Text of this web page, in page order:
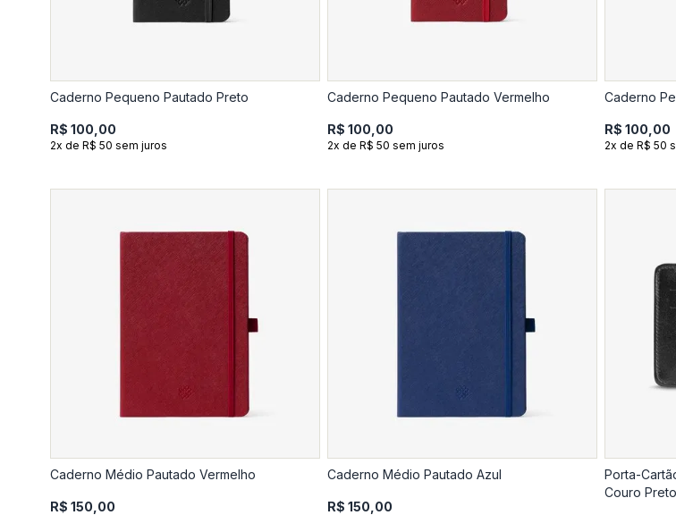
Caderno Pequeno Pautado Preto
R$ 100,00
2x de R$ 50 sem juros
Caderno Pequeno Pautado Vermelho
R$ 100,00
2x de R$ 50 sem juros
Caderno
R$ 100,00
2x de R$ 50
Caderno Médio Pautado Vermelho
R$ 150,00
Caderno Médio Pautado Azul
R$ 150,00
Porta-
Couro Preto